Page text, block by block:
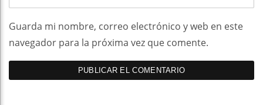
Guarda mi nombre, correo electrónico y web en este
navegador para la próxima vez que comente.